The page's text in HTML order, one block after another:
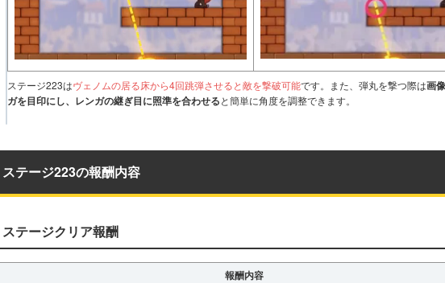
181
183 184 185 186 188 189
191
192 193 194 195 196
201
202 203 204 205 206 207 208 209
211
212 213 214 215 216 217 218 219
231
232 233 234 235 236 237 238 239
ステージ223はヴェノムの居る床から4回跳弾させると敵を撃破可能です。また、弾丸を撃つ際は画
ガを目印にし、レンガの継ぎ目に照準を合わせると簡単に角度を調整できます。
ステージ223の報酬内容
ステージクリア報酬
報酬内容